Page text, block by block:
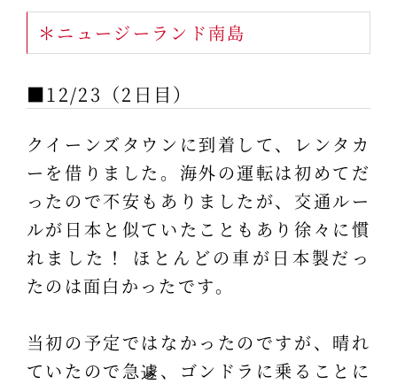
＊ニュージーランド南島
■12/23（2日目）
クイーンズタウンに到着して、レンタカ
ーを借りました。海外の運転は初めてだ
ったので不安もありましたが、交通ルー
ルが日本と似ていたこともあり徐々に慣
れました！ ほとんどの車が日本製だっ
たのは面白かったです。
当初の予定ではなかったのですが、晴れ
ていたので急遽、ゴンドラに乗ることに